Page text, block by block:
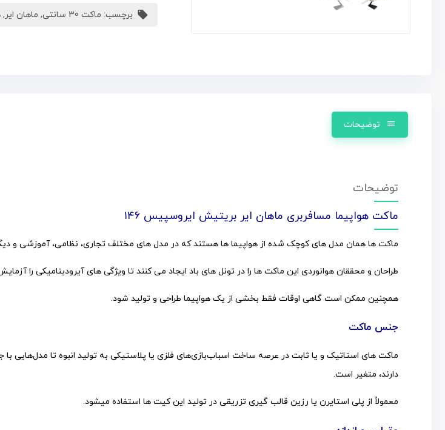
برچسب: ماکت 30 سانتی , ماهان ایر,
توضیحات
توضیحات
ماکت هواپیما مسافربری ماهان ایر بریتیش ایروسپیس ۱۴۶
ماکت ها همان مدل های کوچک شده از هواپیما ها هستند که در مدل های مختلف تجاری، نظامی، آموزشی و
طراحان و محققان هوانوردی این ماکت ها را در تونل های باد ایجاد می کنند تا ویژگی های آیرودینامیکی را
همچنین ممکن است گاهی اوقات فقط بخشی از یک هواپیما طراحی و تولید شود.
جنس ماکت
ماکت های استاتیک و یا ثابت در عرصه ساخت اسباب‌بازی‌های فلزی یا پلاستیکی به تولید انبوه تا مدل‌هایی
دارند، متغیر است.
معمولاً از پلی استایرن یا رزین قالب گیری تزریقی در تولید این کیت ها استفاده میشود.